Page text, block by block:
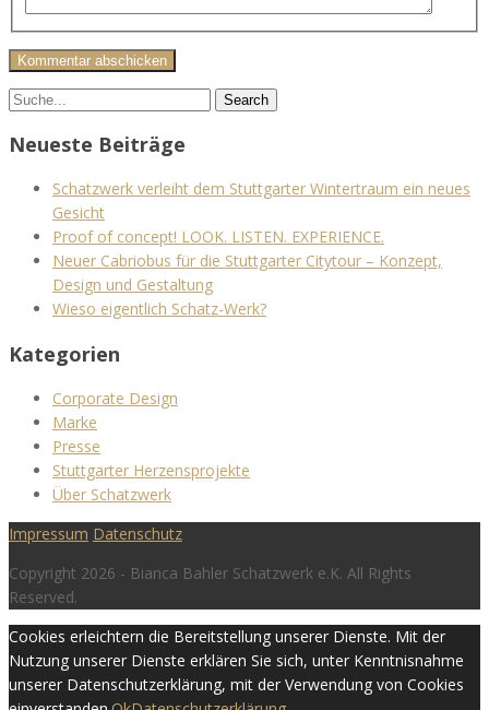
Neueste Beiträge
Schatzwerk verleiht dem Stuttgarter Wintertraum ein neues
Gesicht
Proof of concept! LOOK. LISTEN. EXPERIENCE.
Neuer Cabriobus für die Stuttgarter Citytour – Konzept,
Design und Gestaltung
Wieso eigentlich Schatz-Werk?
Kategorien
Corporate Design
Marke
Presse
Stuttgarter Herzensprojekte
Über Schatzwerk
Impressum Datenschutz
Copyright 2026 - Bianca Bahler Schatzwerk e.K. All Rights
Reserved.
Cookies erleichtern die Bereitstellung unserer Dienste. Mit der
Nutzung unserer Dienste erklären Sie sich, unter Kenntnisnahme
unserer Datenschutzerklärung, mit der Verwendung von Cookies